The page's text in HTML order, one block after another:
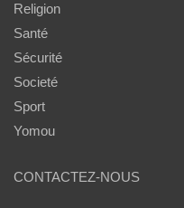
Religion
Santé
Sécurité
Societé
Sport
Yomou
CONTACTEZ-NOUS